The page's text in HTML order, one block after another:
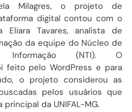
Milagres, o projeto de
digital contou com o
Eliara Tavares, analista de
da equipe do Núcleo de
Informação (NTI). O
feito pelo WordPress e para
o projeto considerou as
pelos usuários que
da UNIFAL-MG.